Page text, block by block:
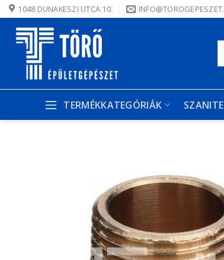
Skip
to
content
1048 DUNAKESZI UTCA 10.
TERMÉKKATEGÓRIÁK